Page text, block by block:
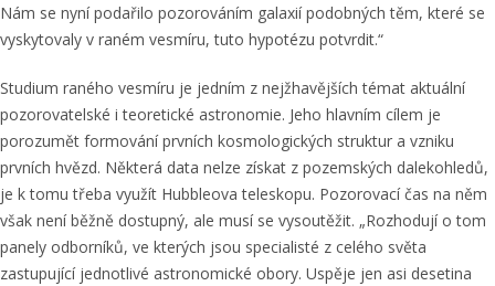
Nám se nyní podařilo pozorováním galaxií podobných těm, které se
vyskytovaly v raném vesmíru, tuto hypotézu potvrdit.“
Studium raného vesmíru je jedním z nejžhavějších témat aktuální
pozorovatelské i teoretické astronomie. Jeho hlavním cílem je
porozumět formování prvních kosmologických struktur a vzniku
prvních hvězd. Některá data nelze získat z pozemských dalekohledů,
je k tomu třeba využít Hubbleova teleskopu. Pozorovací čas na něm
však není běžně dostupný, ale musí se vysoutěžit. „Rozhodují o tom
panely odborníků, ve kterých jsou specialisté z celého světa
zastupující jednotlivé astronomické obory. Uspěje jen asi desetina